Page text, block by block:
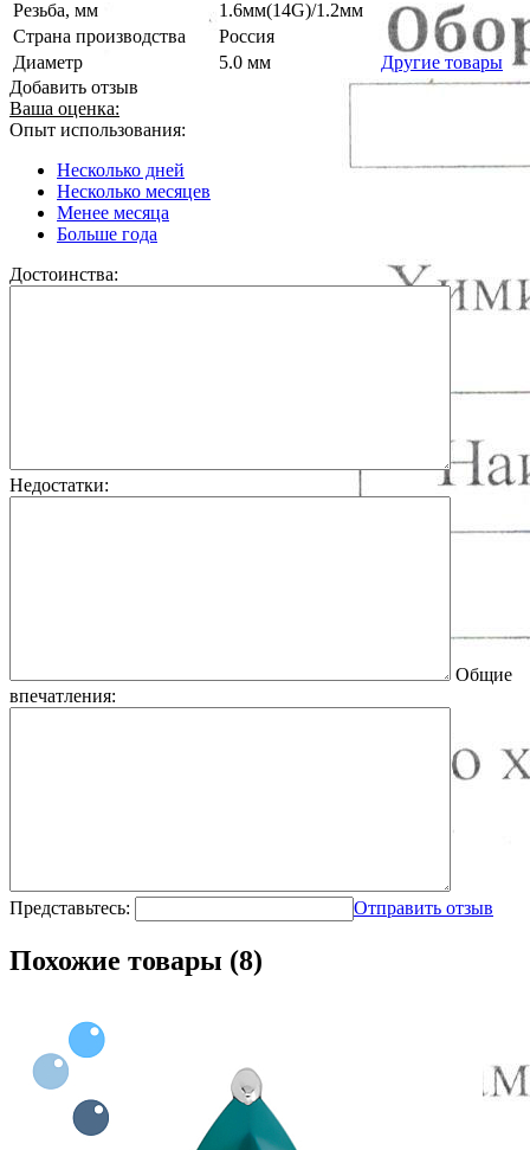
Резьба, мм
1.6мм(14G)/1.2мм
Страна производства
Россия
Диаметр
5.0 мм
Другие товары
Добавить отзыв
Ваша оценка:
Опыт использования:
Несколько дней
Несколько месяцев
Менее месяца
Больше года
Достоинства:
Недостатки:
Общие
впечатления:
Представьтесь: Отправить отзыв
Похожие товары (8)